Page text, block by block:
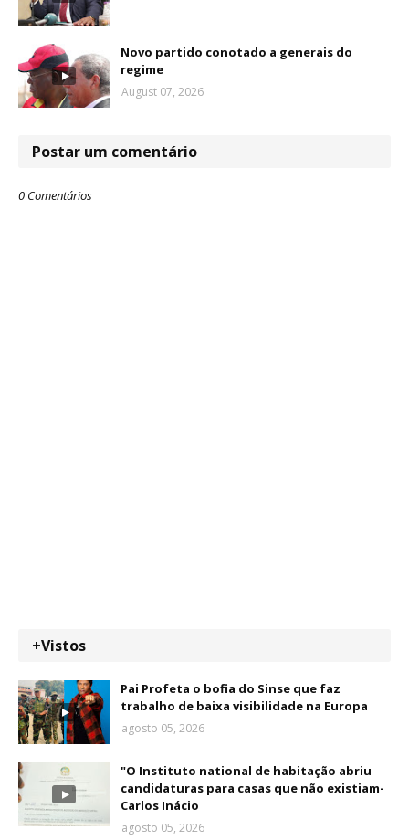
Novo partido conotado a generais do
regime
August 07, 2026
Postar um comentário
0 Comentários
+Vistos
Pai Profeta o bofia do Sinse que faz
trabalho de baixa visibilidade na Europa
agosto 05, 2026
"O Instituto national de habitação abriu
candidaturas para casas que não existiam-
Carlos Inácio
agosto 05, 2026